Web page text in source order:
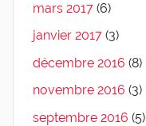
mars 2017 (6)
janvier 2017 (3)
décembre 2016 (8)
novembre 2016 (3)
septembre 2016 (5)